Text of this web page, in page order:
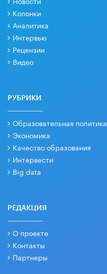
Колонки
Аналитика
Интервью
Рецензии
Видео
РУБРИКИ
Образовательная политика
Экономика
Качество образования
Интервести
Big data
РЕДАКЦИЯ
О проекте
Контакты
Партнеры